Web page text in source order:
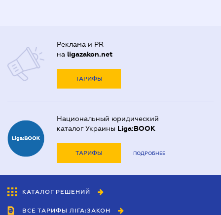
Реклама и PR
на ligazakon.net
ТАРИФЫ
Национальный юридический
каталог Украины Liga:BOOK
ТАРИФЫ ПОДРОБНЕЕ
КАТАЛОГ РЕШЕНИЙ
ВСЕ ТАРИФЫ ЛІГА:ЗАКОН